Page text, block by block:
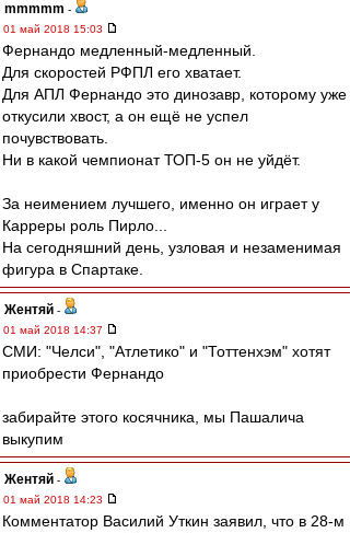
mmmmm -
01 май 2018 15:03
Фернандо медленный-медленный.
Для скоростей РФПЛ его хватает.
Для АПЛ Фернандо это динозавр, которому уже
откусили хвост, а он ещё не успел
почувствовать.
Ни в какой чемпионат ТОП-5 он не уйдёт.
За неимением лучшего, именно он играет у
Карреры роль Пирло...
На сегодняшний день, узловая и незаменимая
фигура в Спартаке.
Жентяй -
01 май 2018 14:37
СМИ: "Челси", "Атлетико" и "Тоттенхэм" хотят
приобрести Фернандо
забирайте этого косячника, мы Пашалича
выкупим
Жентяй -
01 май 2018 14:23
Комментатор Василий Уткин заявил, что в 28-м